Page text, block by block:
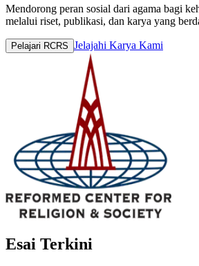
Mendorong peran sosial dari agama bagi
melalui riset, publikasi, dan karya yang
Pelajari RCRS Jelajahi Karya Kami
Esai Terkini